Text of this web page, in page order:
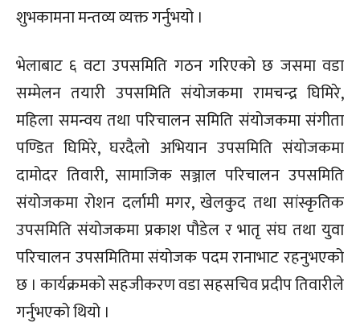
शुभकामना मन्तव्य व्यक्त गर्नुभयो ।
भेलाबाट ६ वटा उपसमिति गठन गरिएको छ जसमा वडा
सम्मेलन तयारी उपसमिति संयोजकमा रामचन्द्र घिमिरे,
महिला समन्वय तथा परिचालन समिति संयोजकमा संगीता
पण्डित घिमिरे, घरदैलो अभियान उपसमिति संयोजकमा
दामोदर तिवारी, सामाजिक सञ्जाल परिचालन उपसमिति
संयोजकमा रोशन दर्लामी मगर, खेलकुद तथा सांस्कृतिक
उपसमिति संयोजकमा प्रकाश पौडेल र भातृ संघ तथा युवा
परिचालन उपसमितिमा संयोजक पदम रानाभाट रहनुभएको
छ । कार्यक्रमको सहजीकरण वडा सहसचिव प्रदीप तिवारीले
गर्नुभएको थियो ।